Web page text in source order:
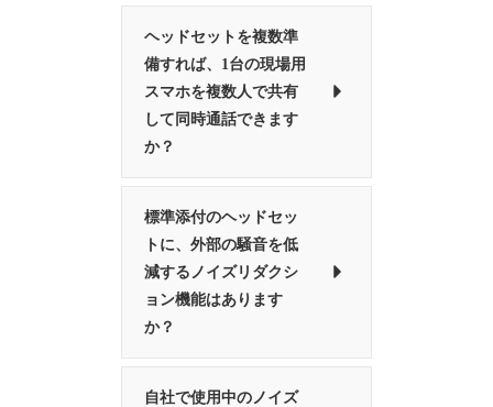
ヘッドセットを複数準
備すれば、1台の現場用
スマホを複数人で共有
して同時通話できます
か？
標準添付のヘッドセッ
トに、外部の騒音を低
減するノイズリダクシ
ョン機能はあります
か？
自社で使用中のノイズ